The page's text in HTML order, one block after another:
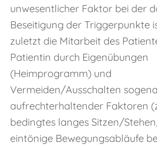
unwesentlicher Faktor bei der
Beseitigung der Triggerpunkte
zuletzt die Mitarbeit des
Patientin durch Eigenübungen
(Heimprogramm) und
Vermeiden/Ausschalten
aufrechterhaltender Faktoren
bedingtes langes Sitzen/
eintönige Bewegungsabläufe